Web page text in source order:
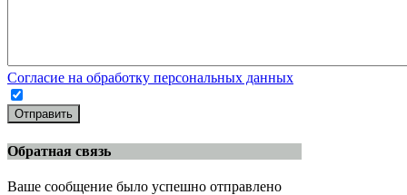
Согласие на обработку персональных данных
Отправить
Обратная связь
Ваше сообщение было успешно отправлено